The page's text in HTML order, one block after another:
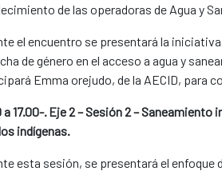
de las operadoras de Agua y
el encuentro se presentará la iniciativa
de género en el acceso a agua y
Emma orejudo, de la AECID, para
a 17.00-. Eje 2 – Sesión 2 –
indígenas.
esta sesión, se presentará el enfoque